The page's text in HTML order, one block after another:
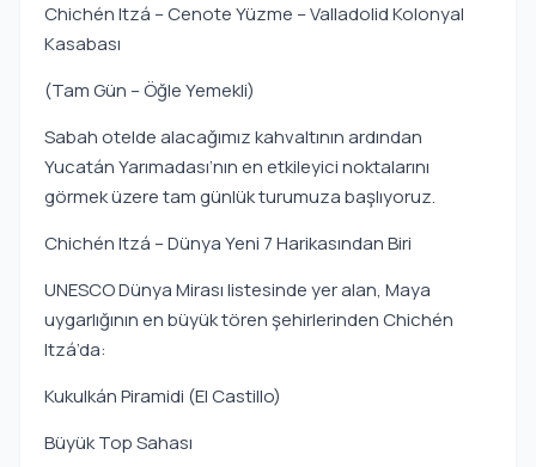
Chichén Itzá – Cenote Yüzme – Valladolid Kolonyal
Kasabası
(Tam Gün – Öğle Yemekli)
Sabah otelde alacağımız kahvaltının ardından
Yucatán Yarımadası’nın en etkileyici noktalarını
görmek üzere tam günlük turumuza başlıyoruz.
Chichén Itzá – Dünya Yeni 7 Harikasından Biri
UNESCO Dünya Mirası listesinde yer alan, Maya
uygarlığının en büyük tören şehirlerinden Chichén
Itzá’da:
Kukulkán Piramidi (El Castillo)
Büyük Top Sahası